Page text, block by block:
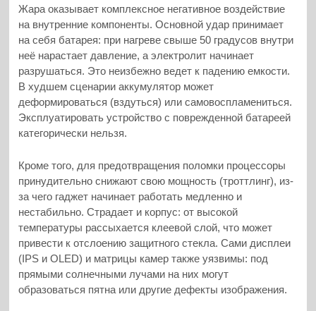
Жара оказывает комплексное негативное воздействие
на внутренние компоненты. Основной удар принимает
на себя батарея: при нагреве свыше 50 градусов внутри
неё нарастает давление, а электролит начинает
разрушаться. Это неизбежно ведет к падению емкости.
В худшем сценарии аккумулятор может
деформироваться (вздуться) или самовоспламениться.
Эксплуатировать устройство с поврежденной батареей
категорически нельзя.
Кроме того, для предотвращения поломки процессоры
принудительно снижают свою мощность (троттлинг), из-
за чего гаджет начинает работать медленно и
нестабильно. Страдает и корпус: от высокой
температуры рассыхается клеевой слой, что может
привести к отслоению защитного стекла. Сами дисплеи
(IPS и OLED) и матрицы камер также уязвимы: под
прямыми солнечными лучами на них могут
образоваться пятна или другие дефекты изображения.